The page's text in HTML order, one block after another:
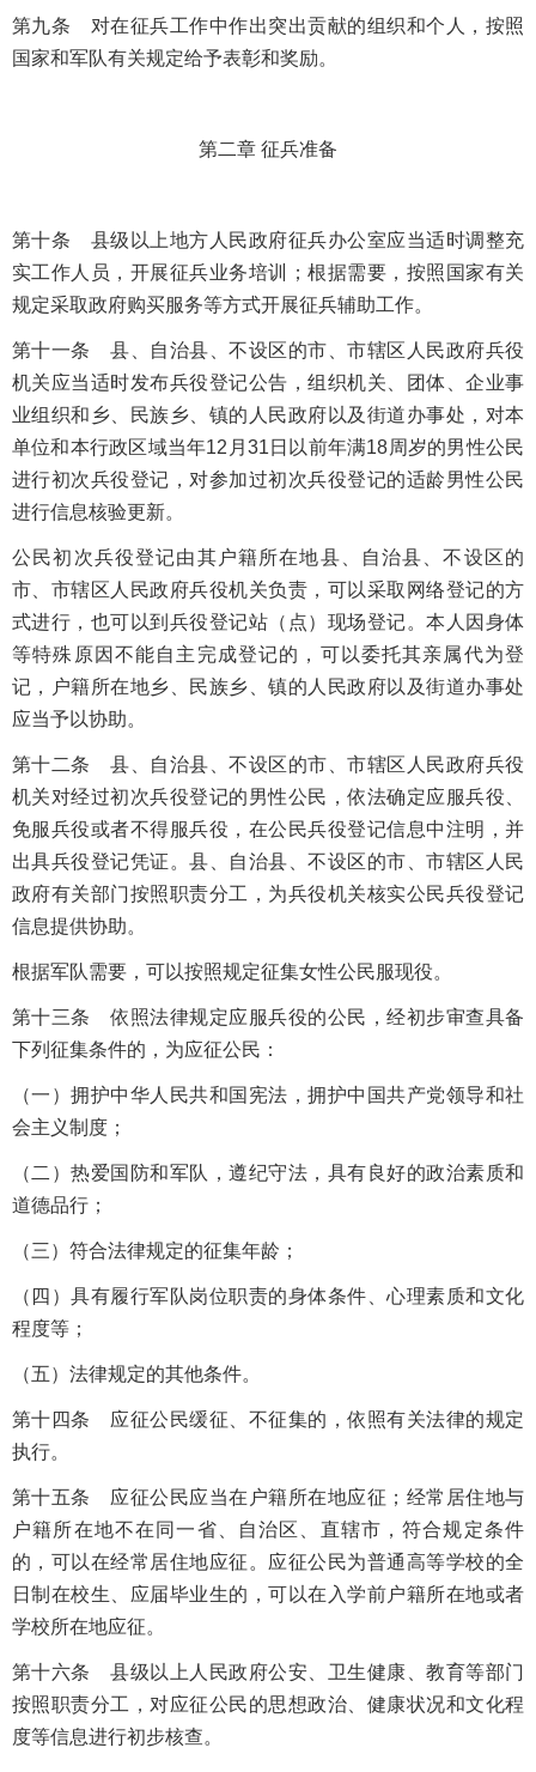
第九条 对在征兵工作中作出突出贡献的组织和个人，按照
国家和军队有关规定给予表彰和奖励。
第二章 征兵准备
第十条 县级以上地方人民政府征兵办公室应当适时调整充
实工作人员，开展征兵业务培训；根据需要，按照国家有关
规定采取政府购买服务等方式开展征兵辅助工作。
第十一条 县、自治县、不设区的市、市辖区人民政府兵役
机关应当适时发布兵役登记公告，组织机关、团体、企业事
业组织和乡、民族乡、镇的人民政府以及街道办事处，对本
单位和本行政区域当年12月31日以前年满18周岁的男性公民
进行初次兵役登记，对参加过初次兵役登记的适龄男性公民
进行信息核验更新。
公民初次兵役登记由其户籍所在地县、自治县、不设区的
市、市辖区人民政府兵役机关负责，可以采取网络登记的方
式进行，也可以到兵役登记站（点）现场登记。本人因身体
等特殊原因不能自主完成登记的，可以委托其亲属代为登
记，户籍所在地乡、民族乡、镇的人民政府以及街道办事处
应当予以协助。
第十二条 县、自治县、不设区的市、市辖区人民政府兵役
机关对经过初次兵役登记的男性公民，依法确定应服兵役、
免服兵役或者不得服兵役，在公民兵役登记信息中注明，并
出具兵役登记凭证。县、自治县、不设区的市、市辖区人民
政府有关部门按照职责分工，为兵役机关核实公民兵役登记
信息提供协助。
根据军队需要，可以按照规定征集女性公民服现役。
第十三条 依照法律规定应服兵役的公民，经初步审查具备
下列征集条件的，为应征公民：
（一）拥护中华人民共和国宪法，拥护中国共产党领导和社
会主义制度；
（二）热爱国防和军队，遵纪守法，具有良好的政治素质和
道德品行；
（三）符合法律规定的征集年龄；
（四）具有履行军队岗位职责的身体条件、心理素质和文化
程度等；
（五）法律规定的其他条件。
第十四条 应征公民缓征、不征集的，依照有关法律的规定
执行。
第十五条 应征公民应当在户籍所在地应征；经常居住地与
户籍所在地不在同一省、自治区、直辖市，符合规定条件
的，可以在经常居住地应征。应征公民为普通高等学校的全
日制在校生、应届毕业生的，可以在入学前户籍所在地或者
学校所在地应征。
第十六条 县级以上人民政府公安、卫生健康、教育等部门
按照职责分工，对应征公民的思想政治、健康状况和文化程
度等信息进行初步核查。